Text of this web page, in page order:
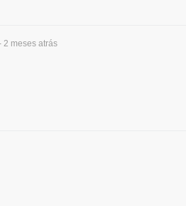
2 meses atrás